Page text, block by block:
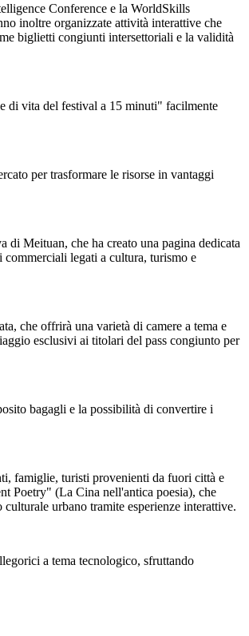
Conference e la WorldSkills
inoltre organizzate attività interattive che
biglietti congiunti intersettoriali e la validità
di vita del festival a 15 minuti" facilmente
per trasformare le risorse in vantaggi
Meituan, che ha creato una pagina dedicata
legati a cultura, turismo e
che offrirà una varietà di camere a tema e
esclusivi ai titolari del pass congiunto per
bagagli e la possibilità di convertire i
famiglie, turisti provenienti da fuori città e
Poetry" (La Cina nell'antica poesia), che
urbano tramite esperienze interattive.
a tema tecnologico, sfruttando